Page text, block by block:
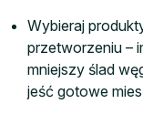
Wybieraj
przetworzeniu –
mniejszy ślad
jeść gotowe